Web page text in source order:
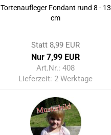
Tortenaufleger Fondant rund 8 - 13
cm
Statt 8,99 EUR
Nur 7,99 EUR
Art.Nr.: 408
Lieferzeit:2 Werktage